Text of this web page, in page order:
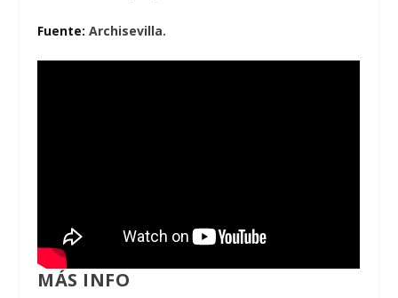
Fuente:Archisevilla.
MÁS INFO